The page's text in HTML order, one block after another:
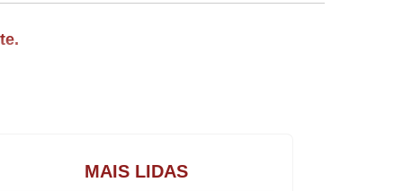
e infraestrutura. Em seu primeiro
MAIS LIDAS